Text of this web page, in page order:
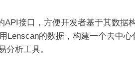
API接口，方便开发者基于其数据
Lenscan的数据，构建一个去中心
分析工具。